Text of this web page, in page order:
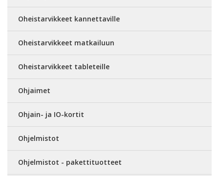
Oheistarvikkeet kannettaville
Oheistarvikkeet matkailuun
Oheistarvikkeet tableteille
Ohjaimet
Ohjain- ja IO-kortit
Ohjelmistot
Ohjelmistot - pakettituotteet